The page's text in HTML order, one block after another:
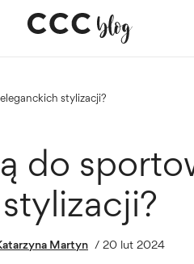
stylizacji?
do
stylizacji?
Martyn / 20 lut 2024